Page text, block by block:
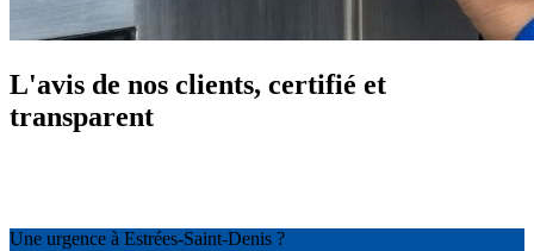
L'avis de nos clients, certifié et
transparent
Une urgence à Estrées-Saint-Denis ?